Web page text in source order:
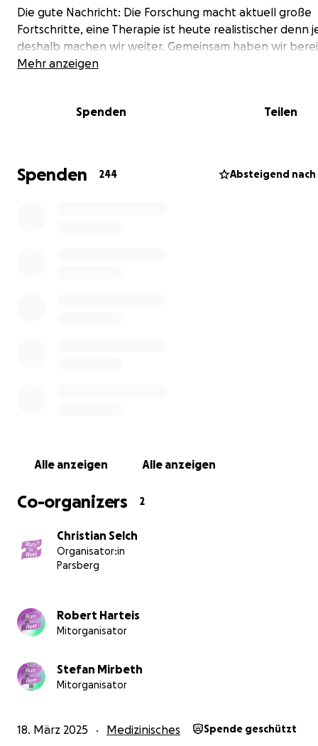
Die gute Nachricht: Die Forschung macht aktuell große
Fortschritte, eine Therapie ist heute realistischer denn
deshalb machen wir weiter. Gemeinsam haben wir
100.000 € gesammelt – ein unglaublicher Meilenstein.
Euro, jede Unterstützung und jeder Schritt bringt uns
die Lösung. Wenn du helfen möchtest: Spende, teile
Mehr anzeigen
Spenden Teilen
Spenden 244 Absteigend nach
Alle anzeigen Alle anzeigen
Co-organizers 2
Christian Selch
Organisator:in
Parsberg
Robert Harteis
Mitorganisator
Stefan Mirbeth
Mitorganisator
18. März 2025 Medizinisches Spende geschützt